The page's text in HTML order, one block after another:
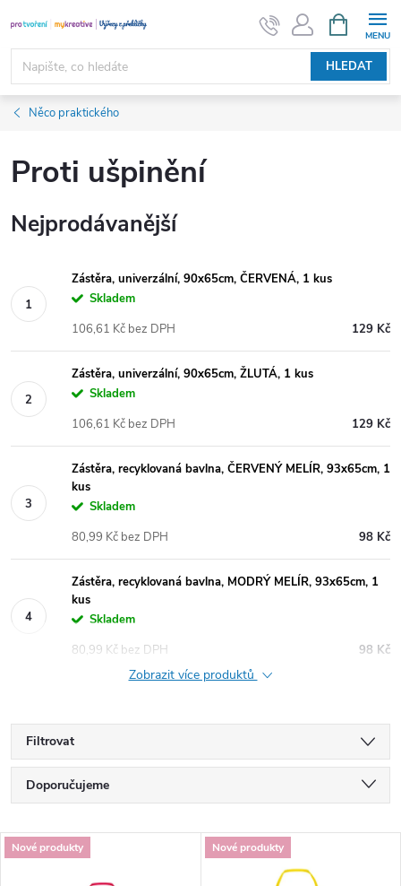
na
obsah
HLEDAT
NÁKUPNÍ
KOŠÍK
Něco praktického
Proti ušpinění
Nejprodávanější
Zástěra, univerzální, 90x65cm, ČERVENÁ, 1 kus
Skladem
129 Kč
106,61 Kč bez DPH
Zástěra, univerzální, 90x65cm, ŽLUTÁ, 1 kus
Skladem
129 Kč
106,61 Kč bez DPH
Zástěra, recyklovaná bavlna, ČERVENÝ MELÍR, 93x65cm, 1
kus
Skladem
98 Kč
80,99 Kč bez DPH
Zástěra, recyklovaná bavlna, MODRÝ MELÍR, 93x65cm, 1
kus
Skladem
98 Kč
80,99 Kč bez DPH
Zobrazit více produktů
Filtrovat
Ř
a
Doporučujeme
Nejdražší
V
Nové produkty Nové produkty